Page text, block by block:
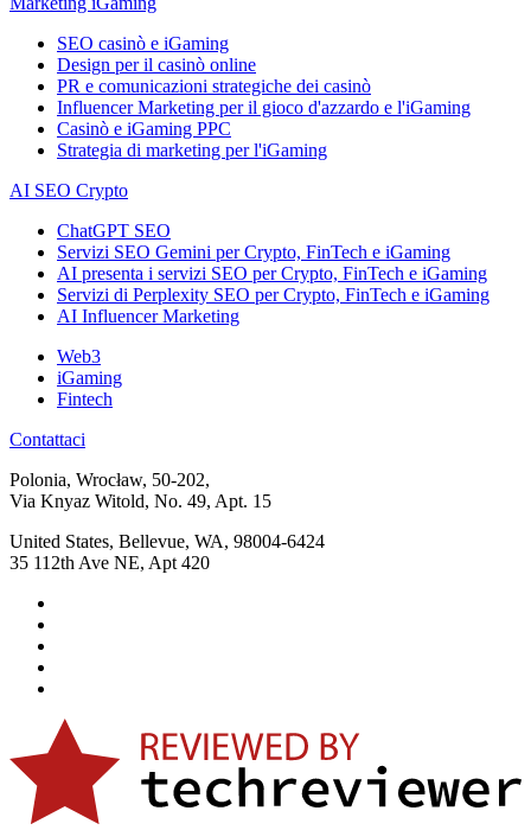
SEO casinò e iGaming
Design per il casinò online
PR e comunicazioni strategiche dei casinò
Influencer Marketing per il gioco d'azzardo e l'iGaming
Casinò e iGaming PPC
Strategia di marketing per l'iGaming
AI SEO Crypto
ChatGPT SEO
Servizi SEO Gemini per Crypto, FinTech e iGaming
AI presenta i servizi SEO per Crypto, FinTech e iGaming
Servizi di Perplexity SEO per Crypto, FinTech e iGaming
AI Influencer Marketing
Web3
iGaming
Fintech
Contattaci
Polonia, Wrocław, 50-202,
Via Knyaz Witold, No. 49, Apt. 15
United States, Bellevue, WA, 98004-6424
35 112th Ave NE, Apt 420